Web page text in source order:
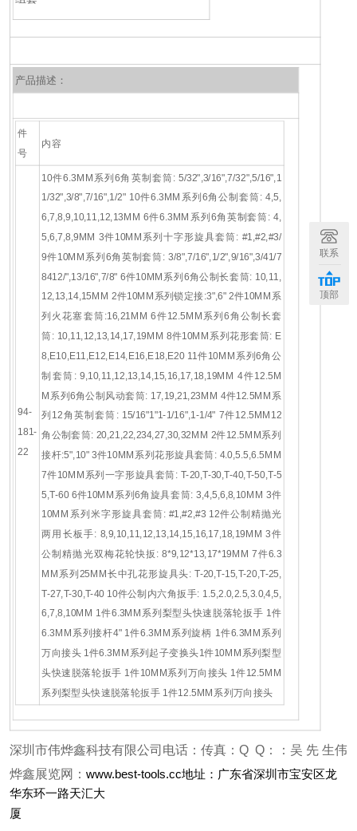
产品描述：
件
号
内容
94-
181-
22
10件6.3MM系列6角英制套筒: 5/32",3/16",7/32",5/16",1
1/32",3/8",7/16",1/2" 10件6.3MM系列6角公制套筒: 4,5,
6,7,8,9,10,11,12,13MM6件6.3MM系列6角英制套筒: 4,
5,6,7,8,9MM 3件10MM系列十字形旋具套筒: #1,#2,#3/
9件10MM系列6角英制套筒: 3/8",7/16",1/2",9/16",3/41/7
8412/",13/16",7/8" 6件10MM系列6角公制长套筒: 10,11,
12,13,14,15MM 2件10MM系列锁定接:3",6"2件10MM系
列火花塞套筒:16,21MM6件12.5MM系列6角公制长套
筒: 10,11,12,13,14,17,19MM 8件10MM系列花形套筒: E
8,E10,E11,E12,E14,E16,E18,E20 11件10MM系列6角公
制套筒: 9,10,11,12,13,14,15,16,17,18,19MM4件12.5M
M系列6角公制风动套筒: 17,19,21,23MM 4件12.5MM系
列12角英制套筒: 15/16"1"1-1/16",1-1/4" 7件12.5MM12
角公制套筒: 20,21,22,234,27,30,32MM 2件12.5MM系列
接杆:5",10"3件10MM系列花形旋具套筒: 4.0,5.5,6.5MM
7件10MM系列一字形旋具套筒: T-20,T-30,T-40,T-50,T-5
5,T-60 6件10MM系列6角旋具套筒: 3,4,5,6,8,10MM3件
10MM系列米字形旋具套筒: #1,#2,#3 12件公制精抛光
两用长板手: 8,9,10,11,12,13,14,15,16,17,18,19MM3件
公制精抛光双梅花轮快扳: 8*9,12*13,17*19MM7件6.3
MM系列25MM长中孔花形旋具头: T-20,T-15,T-20,T-25,
T-27,T-30,T-40 10件公制内六角扳手: 1.5,2.0,2.5,3.0,4,5,
6,7,8,10MM 1件6.3MM系列梨型头快速脱落轮扳手 1件
6.3MM系列接杆4" 1件6.3MM系列旋柄 1件6.3MM系列
万向接头 1件6.3MM系列起子变换头1件10MM系列梨型
头快速脱落轮扳手 1件10MM系列万向接头 1件12.5MM
系列梨型头快速脱落轮扳手 1件12.5MM系列万向接头
深圳市伟烨鑫科技有限公司 电话： 传真： Q Q： ：吴 先 生伟
烨鑫展览网： www.best-tools.cc地址：广东省深圳市宝安区龙
华东环一路天汇大
厦
联系
顶部